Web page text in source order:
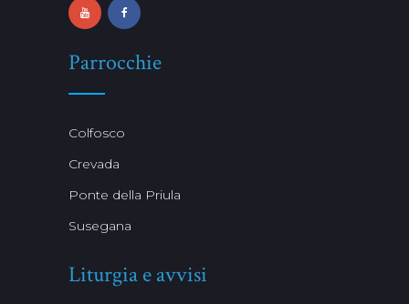
Parrocchie
Colfosco
Crevada
Ponte della Priula
Susegana
Liturgia e avvisi